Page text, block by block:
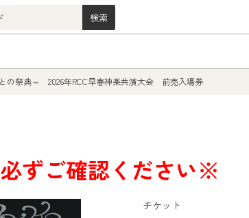
の祭典～ 2026年RCC早春神楽共演大会 前売入場券
ずご確認ください※
チケット